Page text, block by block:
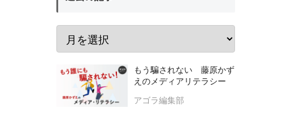
もう騙されない 藤原かず
えのメディアリテラシー
アゴラ編集部